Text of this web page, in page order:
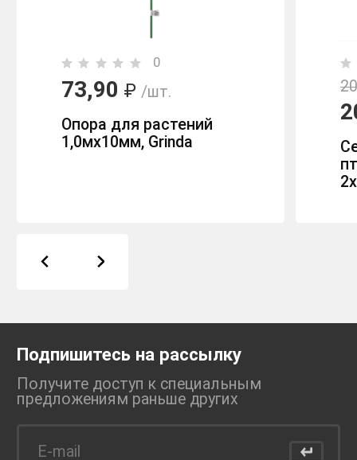
0
73,90 ₽ /шт.
Опора для растений
1,0мх10мм, Grinda
Подпишитесь на рассылку
Получите доступ к специальным
предложениям раньше других